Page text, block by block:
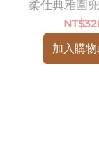
柔仕典雅圍
NT$
加入購物